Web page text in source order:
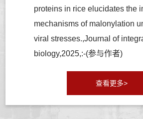
proteins in rice elucidates the
mechanisms of malonylation
viral stresses.,Journal of
biology,2025,:-(参与作者)
查看更多>